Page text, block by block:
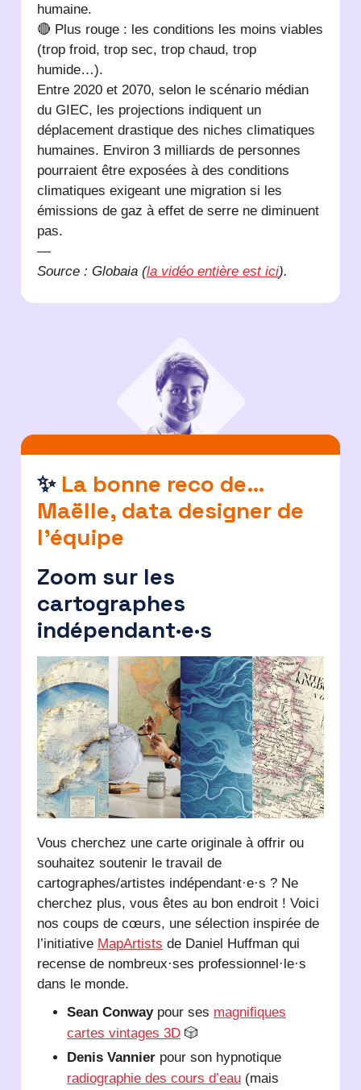
humaine.
🔴 Plus rouge : les conditions les moins viables
(trop froid, trop sec, trop chaud, trop
humide…).
Entre 2020 et 2070, selon le scénario médian
du GIEC, les projections indiquent un
déplacement drastique des niches climatiques
humaines. Environ 3 milliards de personnes
pourraient être exposées à des conditions
climatiques exigeant une migration si les
émissions de gaz à effet de serre ne diminuent
pas.
—
Source : Globaia (la vidéo entière est ici).
✨La bonne reco de…
Maëlle, data designer de
l’équipe
Zoom sur les
cartographes
indépendant·e·s
Vous cherchez une carte originale à offrir ou
souhaitez soutenir le travail de
cartographes/artistes indépendant·e·s ? Ne
cherchez plus, vous êtes au bon endroit ! Voici
nos coups de cœurs, une sélection inspirée de
l’initiative MapArtists de Daniel Huffman qui
recense de nombreux·ses professionnel·le·s
dans le monde.
Sean Conwaypour ses magnifiques
cartes vintages 3D 🎲
Denis Vannier pour son hypnotique
radiographie des cours d’eau (mais